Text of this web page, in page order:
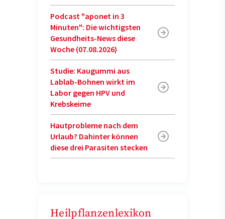
Podcast "aponet in 3
Minuten": Die wichtigsten
Gesundheits-News diese
Woche (07.08.2026)
Studie: Kaugummi aus
Lablab-Bohnen wirkt im
Labor gegen HPV und
Krebskeime
Hautprobleme nach dem
Urlaub? Dahinter können
diese drei Parasiten stecken
Heilpflanzenlexikon